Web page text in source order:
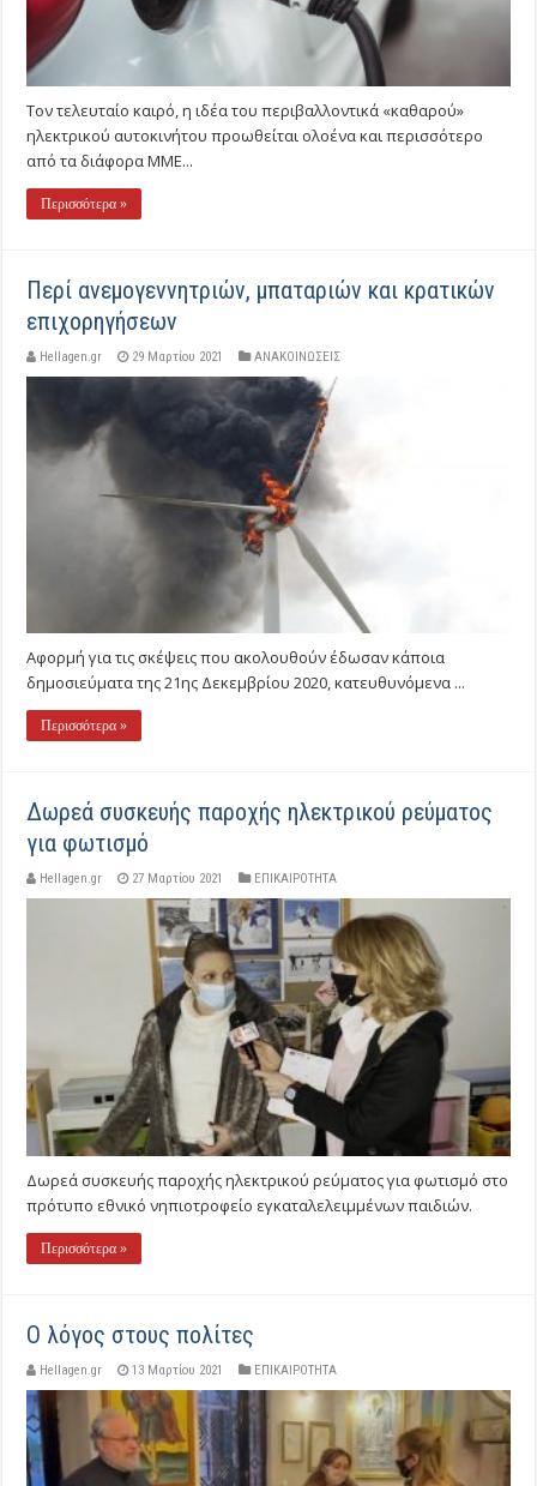
Τον τελευταίο καιρό, η ιδέα του περιβαλλοντικά «καθαρού»
ηλεκτρικού αυτοκινήτου προωθείται ολοένα και περισσότερο
από τα διάφορα ΜΜΕ...
Περισσότερα »
Περί ανεμογεννητριών, μπαταριών και κρατικών
επιχορηγήσεων
Hellagen.gr 29 Μαρτίου 2021 ΑΝΑΚΟΙΝΩΣΕΙΣ
Αφορμή για τις σκέψεις που ακολουθούν έδωσαν κάποια
δημοσιεύματα της 21ης Δεκεμβρίου 2020, κατευθυνόμενα ...
Περισσότερα »
Δωρεά συσκευής παροχής ηλεκτρικού ρεύματος
για φωτισμό
Hellagen.gr 27 Μαρτίου 2021 ΕΠΙΚΑΙΡΟΤΗΤΑ
Δωρεά συσκευής παροχής ηλεκτρικού ρεύματος για φωτισμό στο
πρότυπο εθνικό νηπιοτροφείο εγκαταλελειμμένων παιδιών.
Περισσότερα »
Ο λόγος στους πολίτες
Hellagen.gr 13 Μαρτίου 2021 ΕΠΙΚΑΙΡΟΤΗΤΑ